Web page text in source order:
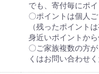
でも、寄付毎にポ
〇ポイントは個人
（残ったポイント
身近いポイントから
〇ご家族複数の方
くはお問い合わせく